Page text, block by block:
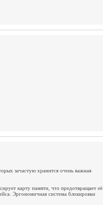
зачастую хранится очень важная
карту памяти, что предотвращает её
Эргономичная система блокировки